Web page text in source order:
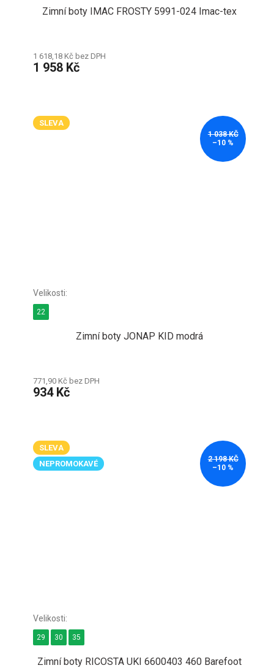
Zimní boty IMAC FROSTY 5991-024 Imac-tex
1 618,18 Kč bez DPH
1 958 Kč
SLEVA
1 038 KČ
–10 %
Zimní boty JONAP KID modrá
771,90 Kč bez DPH
934 Kč
22
SLEVA
NEPROMOKAVÉ
2 198 KČ
–10 %
Zimní boty RICOSTA UKI 6600403 460 Barefoot
29 30 35